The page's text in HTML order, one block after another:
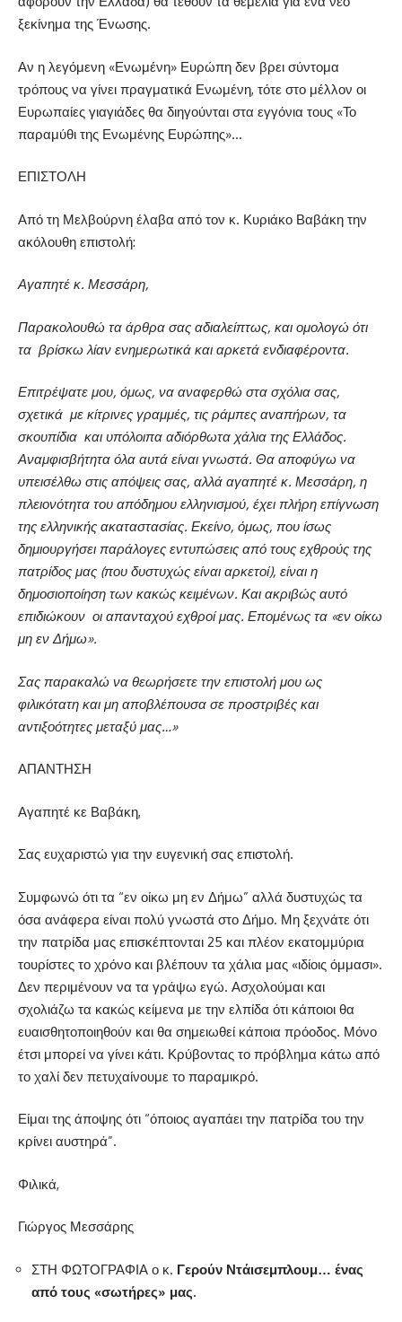
ξεκίνημα της Ένωσης.
Αν η λεγόμενη «Ενωμένη» Ευρώπη δεν βρει σύντομα
τρόπους να γίνει πραγματικά Ενωμένη, τότε στο μέλλον οι
Ευρωπαίες γιαγιάδες θα διηγούνται στα εγγόνια τους «Το
παραμύθι της Ενωμένης Ευρώπης»…
ΕΠΙΣΤΟΛΗ
Από τη Μελβούρνη έλαβα από τον κ. Κυριάκο Βαβάκη την
ακόλουθη επιστολή:
Αγαπητέ κ. Μεσσάρη,
Παρακολουθώ τα άρθρα σας αδιαλείπτως, και ομολογώ ότι
τα βρίσκω λίαν ενημερωτικά και αρκετά ενδιαφέροντα.
Επιτρέψατε μου, όμως, να αναφερθώ στα σχόλια σας,
σχετικά με κίτρινες γραμμές, τις ράμπες αναπήρων, τα
σκουπίδια και υπόλοιπα αδιόρθωτα χάλια της Ελλάδος.
Αναμφισβήτητα όλα αυτά είναι γνωστά. Θα αποφύγω να
υπεισέλθω στις απόψεις σας, αλλά αγαπητέ κ. Μεσσάρη, η
πλειονότητα του απόδημου ελληνισμού, έχει πλήρη επίγνωση
της ελληνικής ακαταστασίας. Εκείνο, όμως, που ίσως
δημιουργήσει παράλογες εντυπώσεις από τους εχθρούς της
πατρίδος μας (που δυστυχώς είναι αρκετοί), είναι η
δημοσιοποίηση των κακώς κειμένων. Και ακριβώς αυτό
επιδιώκουν οι απανταχού εχθροί μας. Επομένως τα «εν οίκω
μη εν Δήμω».
Σας παρακαλώ να θεωρήσετε την επιστολή μου ως
φιλικότατη και μη αποβλέπουσα σε προστριβές και
αντιξοότητες μεταξύ μας…»
ΑΠΑΝΤΗΣΗ
Αγαπητέ κε Βαβάκη,
Σας ευχαριστώ για την ευγενική σας επιστολή.
Συμφωνώ ότι τα “εν οίκω μη εν Δήμω” αλλά δυστυχώς τα
όσα ανάφερα είναι πολύ γνωστά στο Δήμο. Μη ξεχνάτε ότι
την πατρίδα μας επισκέπτονται 25 και πλέον εκατομμύρια
τουρίστες το χρόνο και βλέπουν τα χάλια μας «ιδίοις όμμασι».
Δεν περιμένουν να τα γράψω εγώ. Ασχολούμαι και
σχολιάζω τα κακώς κείμενα με την ελπίδα ότι κάποιοι θα
ευαισθητοποιηθούν και θα σημειωθεί κάποια πρόοδος. Μόνο
έτσι μπορεί να γίνει κάτι. Κρύβοντας το πρόβλημα κάτω από
το χαλί δεν πετυχαίνουμε το παραμικρό.
Είμαι της άποψης ότι “όποιος αγαπάει την πατρίδα του την
κρίνει αυστηρά”.
Φιλικά,
Γιώργος Μεσσάρης
ΣΤΗ ΦΩΤΟΓΡΑΦΙΑ ο κ. Γερούν Ντάισεμπλουμ… ένας
από τους «σωτήρες» μας.